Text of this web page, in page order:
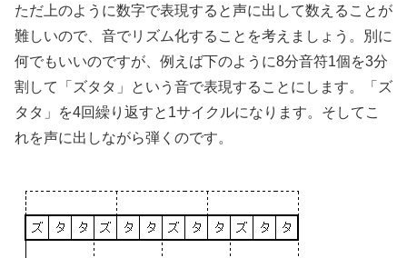
ただ上のように数字で表現すると声に出して数えることが
難しいので、音でリズム化することを考えましょう。別に
何でもいいのですが、例えば下のように8分音符1個を3分
割して「ズタタ」という音で表現することにします。「ズ
タタ」を4回繰り返すと1サイクルになります。そしてこ
れを声に出しながら弾くのです。